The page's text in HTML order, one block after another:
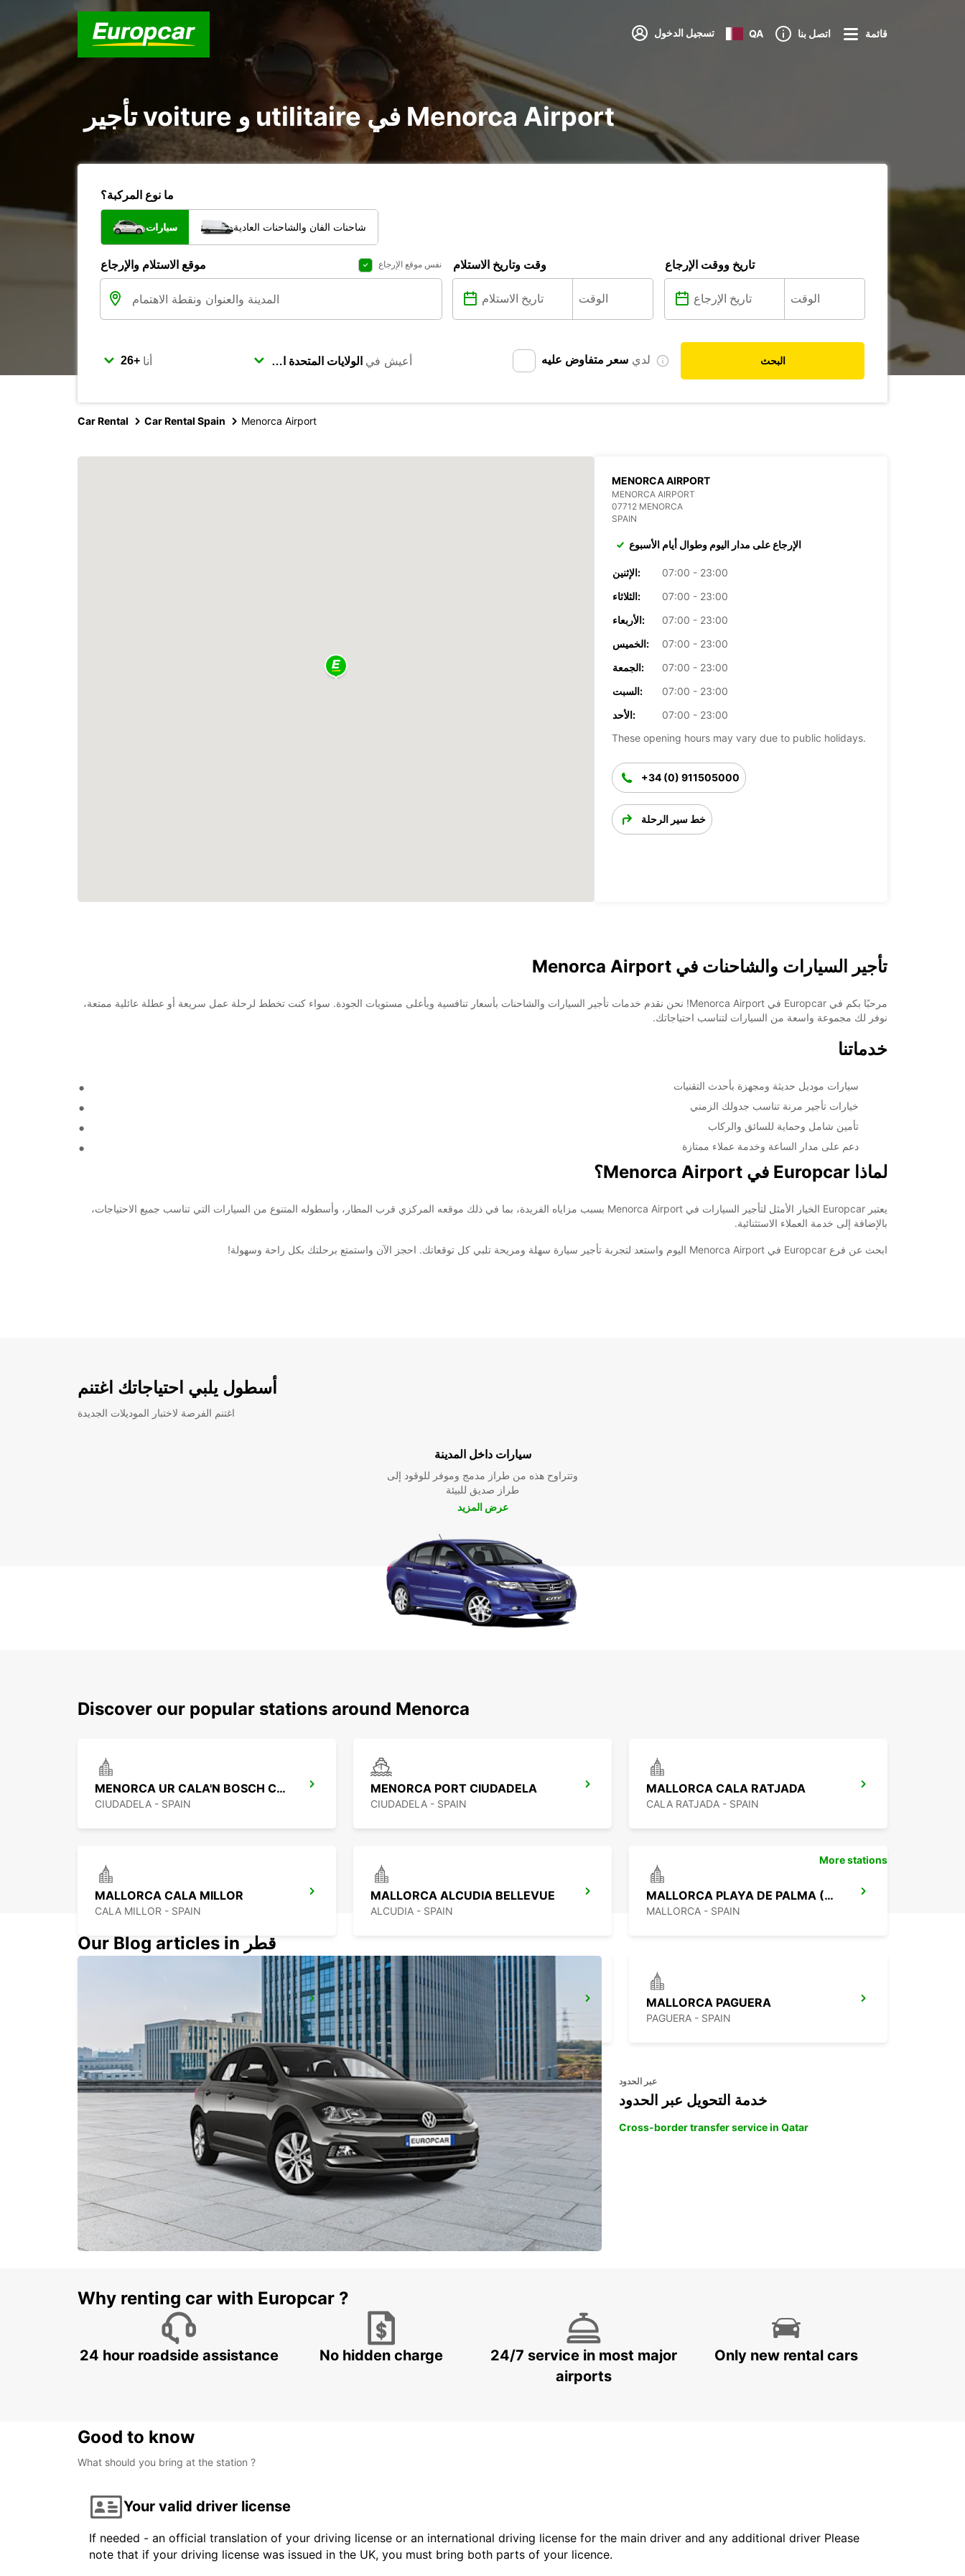
تسجيل الدخول QA اتصل بنا قائمة
تأجير voiture و utilitaire في Menorca Airport
ما نوع المركبة؟
سيارات شاحنات الفان والشاحنات العادية
موقع الاستلام والإرجاع نفس موقع الإرجاع وقت وتاريخ الاستلام تاريخ ووقت الإرجاع
أنا أعيش في لدي سعر متفاوض عليه البحث
Car Rental Car Rental Spain Menorca Airport
MENORCA AIRPORT
MENORCA AIRPORT
07712 MENORCA
SPAIN
الإرجاع على مدار اليوم وطوال أيام الأسبوع
الإثنين:
07:00 - 23:00
الثلاثاء:
07:00 - 23:00
الأربعاء:
07:00 - 23:00
الخميس:
07:00 - 23:00
الجمعة:
07:00 - 23:00
السبت:
07:00 - 23:00
الأحد:
07:00 - 23:00
These opening hours may vary due to public holidays.
+34 (0) 911505000
خط سير الرحلة
تأجير السيارات والشاحنات في Menorca Airport
مرحبًا بكم في Europcar في Menorca Airport! نحن نقدم خدمات تأجير السيارات والشاحنات بأسعار تنافسية وبأعلى مستويات الجودة. سواء كنت تخطط لرحلة عمل سريعة أو عطلة عائلية ممتعة،
نوفر لك مجموعة واسعة من السيارات لتناسب احتياجاتك.
خدماتنا
سيارات موديل حديثة ومجهزة بأحدث التقنيات
خيارات تأجير مرنة تناسب جدولك الزمني
تأمين شامل وحماية للسائق والركاب
دعم على مدار الساعة وخدمة عملاء ممتازة
لماذا Europcar في Menorca Airport؟
يعتبر Europcar الخيار الأمثل لتأجير السيارات في Menorca Airport بسبب مزاياه الفريدة، بما في ذلك موقعه المركزي قرب المطار، وأسطوله المتنوع من السيارات التي تناسب جميع الاحتياجات،
بالإضافة إلى خدمة العملاء الاستثنائية.
ابحث عن فرع Europcar في Menorca Airport اليوم واستعد لتجربة تأجير سيارة سهلة ومريحة تلبي كل توقعاتك. احجز الآن واستمتع برحلتك بكل راحة وسهولة!
أسطول يلبي احتياجاتك اغتنم
اغتنم الفرصة لاختبار الموديلات الجديدة
سيارات داخل المدينة
وتتراوح هذه من طراز مدمج وموفر للوقود إلى
طراز صديق للبيئة
عرض المزيد
Discover our popular stations around Menorca
MENORCA UR CALA'N BOSCH CC EL LAGO
CIUDADELA - SPAIN
MENORCA PORT CIUDADELA
CIUDADELA - SPAIN
MALLORCA CALA RATJADA
CALA RATJADA - SPAIN
MALLORCA CALA MILLOR
CALA MILLOR - SPAIN
MALLORCA ALCUDIA BELLEVUE
ALCUDIA - SPAIN
MALLORCA PLAYA DE PALMA (ARENAL)
MALLORCA - SPAIN
MALLORCA - SPAIN
MALLORCA PALMA CC PORTO PI
PALMA DE MALLORCA - SPAIN
MALLORCA PAGUERA
PAGUERA - SPAIN
More stations
Our Blog articles in قطر
عبر الحدود
خدمة التحويل عبر الحدود
Cross-border transfer service in Qatar
Why renting car with Europcar ?
24 hour roadside assistance No hidden charge
24/7 service in most major
airports
Only new rental cars
Good to know
What should you bring at the station ?
Your valid driver license
If needed - an official translation of your driving license or an international driving license for the main driver and any additional driver Please
note that if your driving license was issued in the UK, you must bring both parts of your licence.